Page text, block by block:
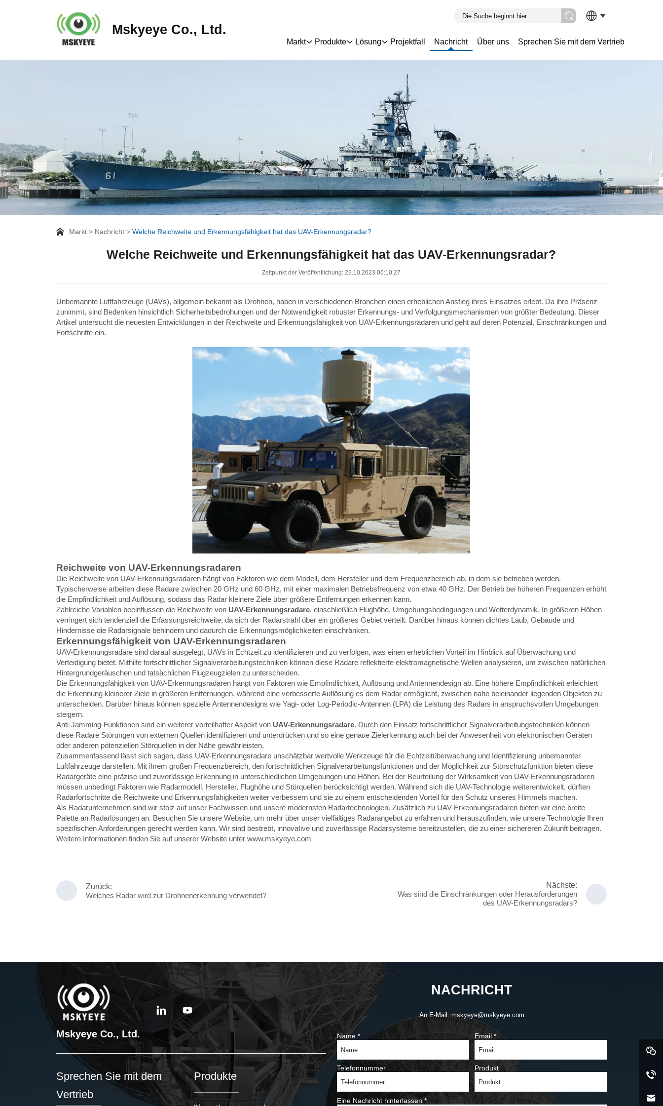
Mskyeye Co., Ltd.
Markt Produkte Lösung Projektfall Nachricht Über uns Sprechen Sie mit dem Vertrieb
Markt Nachricht Welche Reichweite und Erkennungsfähigkeit hat das UAV-Erkennungsradar?
Welche Reichweite und Erkennungsfähigkeit hat das UAV-Erkennungsradar?
Zeitpunkt der Veröffentlichung: 23.10.2023 06:10:27
Unbemannte Luftfahrzeuge (UAVs), allgemein bekannt als Drohnen, haben in verschiedenen Branchen einen erheblichen Anstieg ihres Einsatzes erlebt. Da ihre Präsenz
zunimmt, sind Bedenken hinsichtlich Sicherheitsbedrohungen und der Notwendigkeit robuster Erkennungs- und Verfolgungsmechanismen von größter Bedeutung. Dieser
Artikel untersucht die neuesten Entwicklungen in der Reichweite und Erkennungsfähigkeit von UAV-Erkennungsradaren und geht auf deren Potenzial, Einschränkungen und
Fortschritte ein.
Reichweite von UAV-Erkennungsradaren
Die Reichweite von UAV-Erkennungsradaren hängt von Faktoren wie dem Modell, dem Hersteller und dem Frequenzbereich ab, in dem sie betrieben werden.
Typischerweise arbeiten diese Radare zwischen 20 GHz und 60 GHz, mit einer maximalen Betriebsfrequenz von etwa 40 GHz. Der Betrieb bei höheren Frequenzen erhöht
die Empfindlichkeit und Auflösung, sodass das Radar kleinere Ziele über größere Entfernungen erkennen kann.
Zahlreiche Variablen beeinflussen die Reichweite von UAV-Erkennungsradare, einschließlich Flughöhe, Umgebungsbedingungen und Wetterdynamik. In größeren Höhen
verringert sich tendenziell die Erfassungsreichweite, da sich der Radarstrahl über ein größeres Gebiet verteilt. Darüber hinaus können dichtes Laub, Gebäude und
Hindernisse die Radarsignale behindern und dadurch die Erkennungsmöglichkeiten einschränken.
Erkennungsfähigkeit von UAV-Erkennungsradaren
UAV-Erkennungsradare sind darauf ausgelegt, UAVs in Echtzeit zu identifizieren und zu verfolgen, was einen erheblichen Vorteil im Hinblick auf Überwachung und
Verteidigung bietet. Mithilfe fortschrittlicher Signalverarbeitungstechniken können diese Radare reflektierte elektromagnetische Wellen analysieren, um zwischen natürlichen
Hintergrundgeräuschen und tatsächlichen Flugzeugzielen zu unterscheiden.
Die Erkennungsfähigkeit von UAV-Erkennungsradaren hängt von Faktoren wie Empfindlichkeit, Auflösung und Antennendesign ab. Eine höhere Empfindlichkeit erleichtert
die Erkennung kleinerer Ziele in größeren Entfernungen, während eine verbesserte Auflösung es dem Radar ermöglicht, zwischen nahe beieinander liegenden Objekten zu
unterscheiden. Darüber hinaus können spezielle Antennendesigns wie Yagi- oder Log-Periodic-Antennen (LPA) die Leistung des Radars in anspruchsvollen Umgebungen
steigern.
Anti-Jamming-Funktionen sind ein weiterer vorteilhafter Aspekt von UAV-Erkennungsradare. Durch den Einsatz fortschrittlicher Signalverarbeitungstechniken können
diese Radare Störungen von externen Quellen identifizieren und unterdrücken und so eine genaue Zielerkennung auch bei der Anwesenheit von elektronischen Geräten
oder anderen potenziellen Störquellen in der Nähe gewährleisten.
Zusammenfassend lässt sich sagen, dass UAV-Erkennungsradare unschätzbar wertvolle Werkzeuge für die Echtzeitüberwachung und Identifizierung unbemannter
Luftfahrzeuge darstellen. Mit ihrem großen Frequenzbereich, den fortschrittlichen Signalverarbeitungsfunktionen und der Möglichkeit zur Störschutzfunktion bieten diese
Radargeräte eine präzise und zuverlässige Erkennung in unterschiedlichen Umgebungen und Höhen. Bei der Beurteilung der Wirksamkeit von UAV-Erkennungsradaren
müssen unbedingt Faktoren wie Radarmodell, Hersteller, Flughöhe und Störquellen berücksichtigt werden. Während sich die UAV-Technologie weiterentwickelt, dürften
Radarfortschritte die Reichweite und Erkennungsfähigkeiten weiter verbessern und sie zu einem entscheidenden Vorteil für den Schutz unseres Himmels machen.
Als Radarunternehmen sind wir stolz auf unser Fachwissen und unsere modernsten Radartechnologien. Zusätzlich zu UAV-Erkennungsradaren bieten wir eine breite
Palette an Radarlösungen an. Besuchen Sie unsere Website, um mehr über unser vielfältiges Radarangebot zu erfahren und herauszufinden, wie unsere Technologie Ihren
spezifischen Anforderungen gerecht werden kann. Wir sind bestrebt, innovative und zuverlässige Radarsysteme bereitzustellen, die zu einer sichereren Zukunft beitragen.
Weitere Informationen finden Sie auf unserer Website unterwww.mskyeye.com
Zurück:
Welches Radar wird zur Drohnenerkennung verwendet?
Nächste:
Was sind die Einschränkungen oder Herausforderungen
des UAV-Erkennungsradars?
Mskyeye Co., Ltd.
Sprechen Sie mit dem
Vertrieb
Produkte
NACHRICHT
An E-Mail: mskyeye@mskyeye.com
Name* Email *
Telefonnummer Produkt
Eine Nachricht hinterlassen*